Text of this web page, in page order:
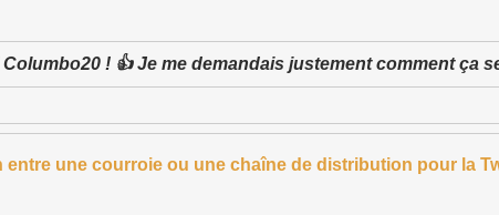
! 👍 Je me demandais justement comment ça
une courroie ou une chaîne de distribution pour la